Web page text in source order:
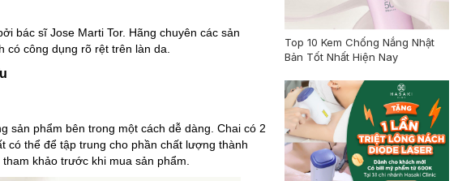
bác sĩ Jose Marti Tor. Hãng chuyên các sản
công dụng rõ rệt trên làn da.
sản phẩm bên trong một cách dễ dàng. Chai có 2
có thể để tập trung cho phần chất lượng thành
khảo trước khi mua sản phẩm.
Top 10 Kem Chống Nắng Nhật
Bản Tốt Nhất Hiện Nay